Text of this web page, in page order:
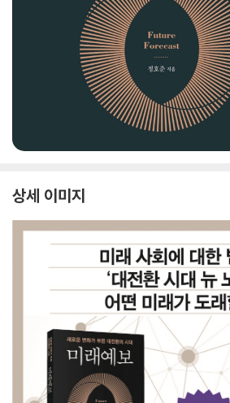
상세 이미지